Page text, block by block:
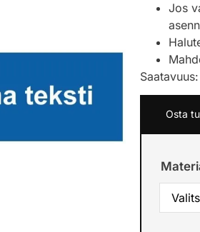
Jos
Saatavuus:
Osta